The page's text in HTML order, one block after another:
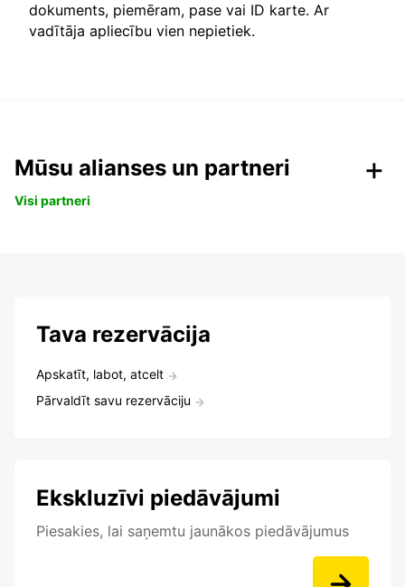
dokuments, piemēram, pase vai ID karte. Ar
vadītāja apliecību vien nepietiek.
Mūsu alianses un partneri
Visi partneri
Tava rezervācija
Apskatīt, labot, atcelt
Pārvaldīt savu rezervāciju
Ekskluzīvi piedāvājumi
Piesakies, lai saņemtu jaunākos piedāvājumus